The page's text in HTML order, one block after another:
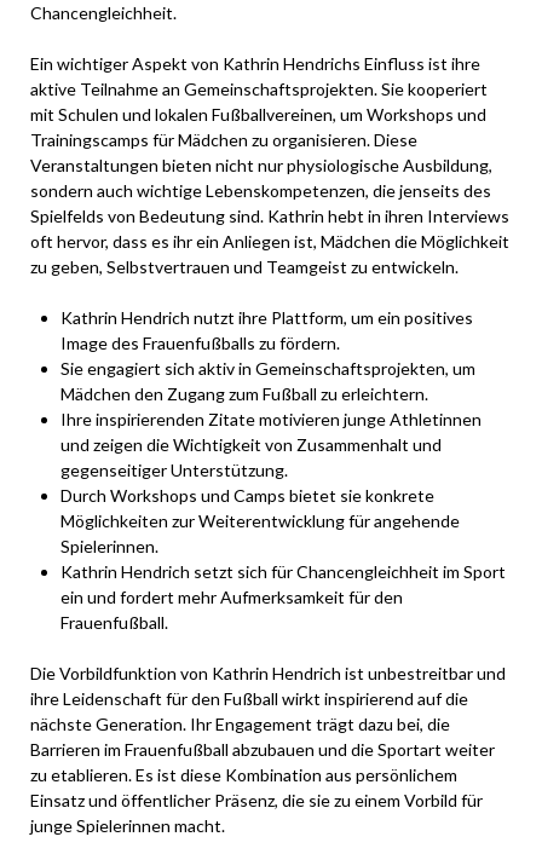
Chancengleichheit.
Ein wichtiger Aspekt von Kathrin Hendrichs Einfluss ist ihre
aktive Teilnahme an Gemeinschaftsprojekten. Sie kooperiert
mit Schulen und lokalen Fußballvereinen, um Workshops und
Trainingscamps für Mädchen zu organisieren. Diese
Veranstaltungen bieten nicht nur physiologische Ausbildung,
sondern auch wichtige Lebenskompetenzen, die jenseits des
Spielfelds von Bedeutung sind. Kathrin hebt in ihren Interviews
oft hervor, dass es ihr ein Anliegen ist, Mädchen die Möglichkeit
zu geben, Selbstvertrauen und Teamgeist zu entwickeln.
Kathrin Hendrich nutzt ihre Plattform, um ein positives
Image des Frauenfußballs zu fördern.
Sie engagiert sich aktiv in Gemeinschaftsprojekten, um
Mädchen den Zugang zum Fußball zu erleichtern.
Ihre inspirierenden Zitate motivieren junge Athletinnen
und zeigen die Wichtigkeit von Zusammenhalt und
gegenseitiger Unterstützung.
Durch Workshops und Camps bietet sie konkrete
Möglichkeiten zur Weiterentwicklung für angehende
Spielerinnen.
Kathrin Hendrich setzt sich für Chancengleichheit im Sport
ein und fordert mehr Aufmerksamkeit für den
Frauenfußball.
Die Vorbildfunktion von Kathrin Hendrich ist unbestreitbar und
ihre Leidenschaft für den Fußball wirkt inspirierend auf die
nächste Generation. Ihr Engagement trägt dazu bei, die
Barrieren im Frauenfußball abzubauen und die Sportart weiter
zu etablieren. Es ist diese Kombination aus persönlichem
Einsatz und öffentlicher Präsenz, die sie zu einem Vorbild für
junge Spielerinnen macht.